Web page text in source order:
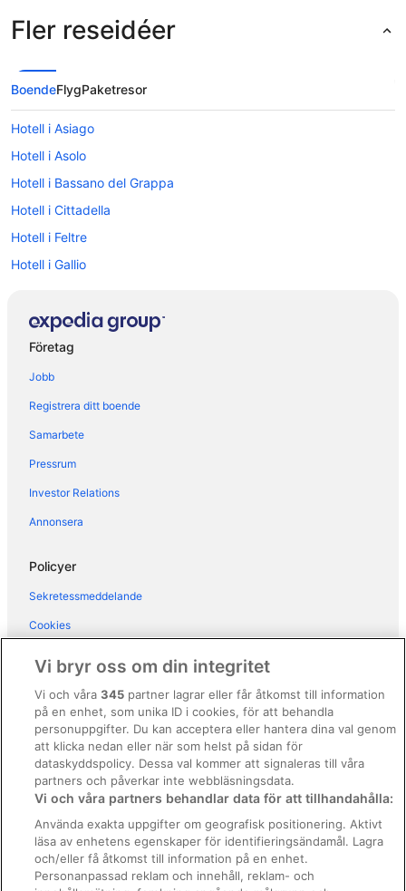
Fler reseidéer
BoendeFlygPaketresor
Hotell i Asiago
Hotell i Asolo
Hotell i Bassano del Grappa
Hotell i Cittadella
Hotell i Feltre
Hotell i Gallio
Hotell i Milies
Hotell i Montebelluna
Hotell i Pove del Grappa
Hotell i San Giorgio di Perlena
Hotell i San Pietro di Barbozza
Företag
Jobb
Registrera ditt boende
Samarbete
Pressrum
Investor Relations
Annonsera
Policyer
Sekretessmeddelande
Cookies
Regler och villkor för Vrbo
Tillgänglighetsanpassning
Juridisk information/Kontakta oss
Riktlinjer för innehåll och anmäla innehåll
Hjälp
Kontakta oss
Vi bryr oss om din integritet
Vi och våra345 partner lagrar eller får åtkomst till information
på en enhet, som unika ID i cookies, för att behandla
personuppgifter. Du kan acceptera eller hantera dina val genom
att klicka nedan eller när som helst på sidan för
dataskyddspolicy. Dessa val kommer att signaleras till våra
partners och påverkar inte webbläsningsdata.
Vi och våra partners behandlar data för att tillhandahålla:
Använda exakta uppgifter om geografisk positionering. Aktivt
läsa av enhetens egenskaper för identifieringsändamål. Lagra
och/eller få åtkomst till information på en enhet.
Personanpassad reklam och innehåll, reklam- och